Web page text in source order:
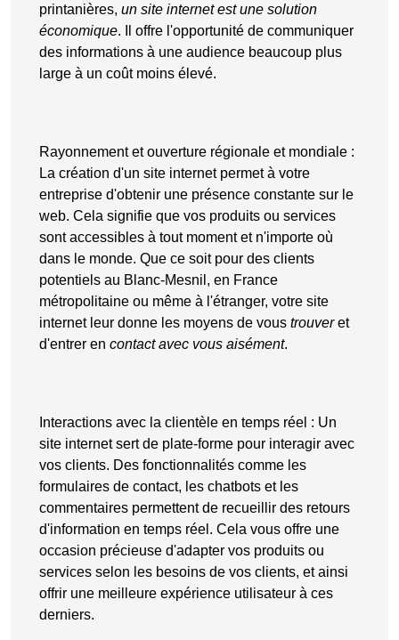
printanières, un site internet est une solution
économique. Il offre l'opportunité de communiquer
des informations à une audience beaucoup plus
large à un coût moins élevé.
Rayonnement et ouverture régionale et mondiale :
La création d'un site internetpermet à votre
entreprise d'obtenir une présence constante sur le
web. Cela signifie que vos produits ou services
sont accessibles à tout moment et n'importe où
dans le monde. Que ce soit pour des clients
potentiels au Blanc-Mesnil, en France
métropolitaine ou même à l'étranger, votre site
internet leur donne les moyens de vous trouveret
d'entrer en contact avec vous aisément.
Interactions avec la clientèle en temps réel : Un
site internet sert de plate-forme pour interagir avec
vos clients. Des fonctionnalités comme les
formulaires de contact, les chatbots et les
commentaires permettent de recueillir des retours
d'information en temps réel. Cela vous offre une
occasion précieuse d'adapter vos produits ou
services selon les besoins de vos clients, et ainsi
offrir une meilleure expérience utilisateur à ces
derniers.